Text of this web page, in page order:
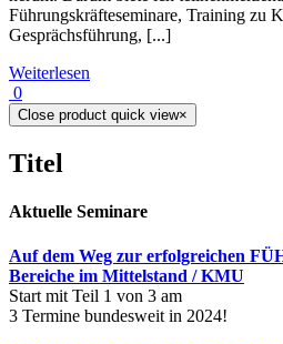
Führungskräfteseminare, Training zu
Gesprächsführung, [...]
Weiterlesen
0
Close product quick view×
Titel
Aktuelle Seminare
Auf dem Weg zur erfolgreichen
Bereiche im Mittelstand / KMU
Start mit Teil 1 von 3 am
3 Termine bundesweit in 2024!